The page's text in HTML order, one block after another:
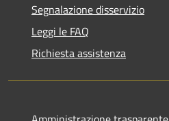
Segnalazione disservizio
Leggi le FAQ
Richiesta assistenza